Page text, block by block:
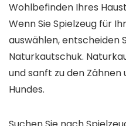
Wohlbefinden Ihres
Wenn Sie Spielzeug für
auswählen, entscheiden
Naturkautschuk.
und sanft zu den
Hundes.